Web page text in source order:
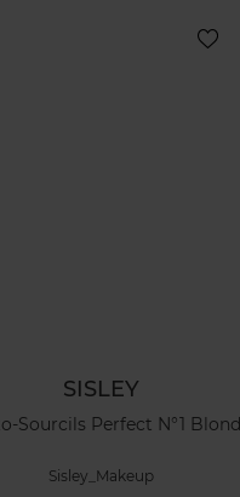
SISLEY
Sourcils Perfect N°1 Blond
Sisley_Makeup